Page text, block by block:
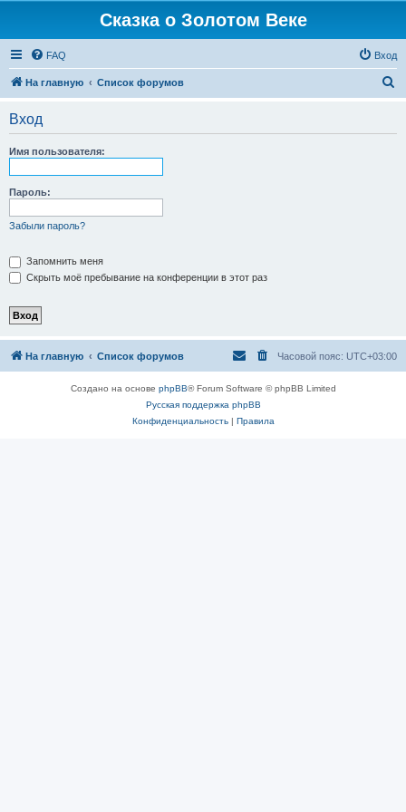
Сказка о Золотом Веке
FAQ Вход
На главную Список форумов
Вход
Имя пользователя:
Пароль:
Забыли пароль?
Запомнить меня
Скрыть моё пребывание на конференции в этот раз
На главную Список форумов Часовой пояс: UTC+03:00
Создано на основе phpBB® Forum Software © phpBB Limited
Русская поддержка phpBB
Конфиденциальность| Правила